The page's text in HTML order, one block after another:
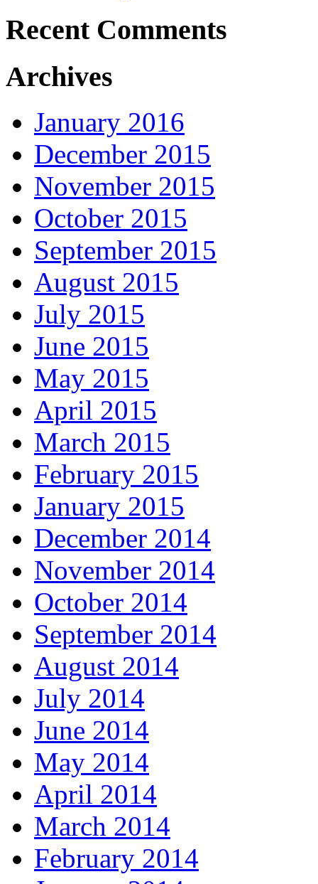
Recent Comments
Archives
January 2016
December 2015
November 2015
October 2015
September 2015
August 2015
July 2015
June 2015
May 2015
April 2015
March 2015
February 2015
January 2015
December 2014
November 2014
October 2014
September 2014
August 2014
July 2014
June 2014
May 2014
April 2014
March 2014
February 2014